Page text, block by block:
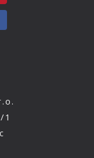
1